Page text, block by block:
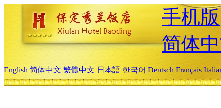
手机版
简体
English 简体中文 繁體中文 日本語 한국어 Deutsch Français